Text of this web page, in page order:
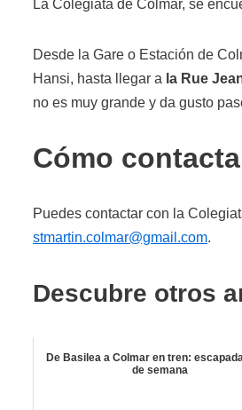
La Colegiata de Colmar, se
Desde la Gare o Estación de
Hansi, hasta llegar a la Rue
no es muy grande y da gusto
Cómo
Puedes contactar con la
stmartin.colmar@gmail.com.
Descubre otros
De Basilea a Colmar en tren:
de semana